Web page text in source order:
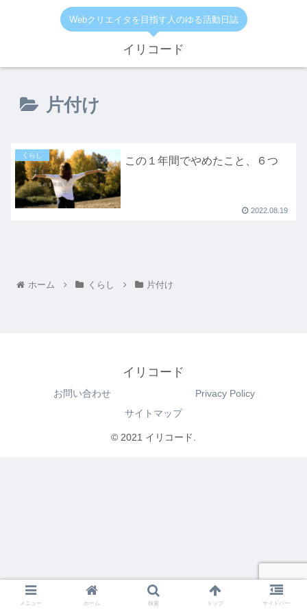
Webクリエイタを目指す人のゆる活動日誌
イリコード
片付け
くらし この１年間でやめたこと、６つ
2022.08.19
ホーム くらし 片付け
イリコード
お問い合わせ
Privacy Policy
サイトマップ
© 2021 イリコード.
メニュー ホーム 検索 トップ サイドバー